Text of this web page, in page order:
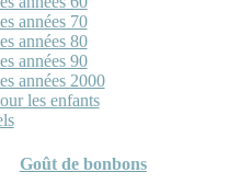
années 70
années 80
années 90
années 2000
les enfants
Goût de bonbons